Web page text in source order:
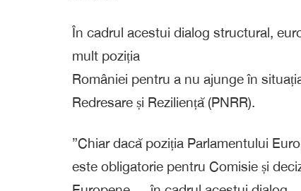
În cadrul acestui dialog structural,
mult poziția
României pentru a nu ajunge în
Redresare și Reziliență (PNRR).
”Chiar dacă poziția Parlamentului
este obligatorie pentru Comisie și